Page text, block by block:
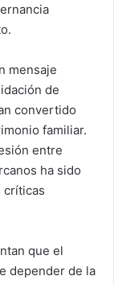
mensaje
de
convertido
familiar.
entre
ha sido
críticas
que el
depender de la